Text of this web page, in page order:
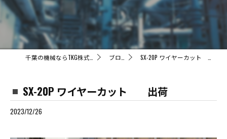
ブログ SX-20P ワイヤーカット 出荷
SX-20P ワイヤーカット 出荷
2023/12/26